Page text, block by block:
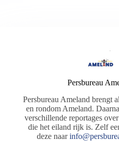
Persbureau
Persbureau Ameland brengt
en rondom Ameland.
verschillende reportages
die het eiland rijk is. Zelf
deze naar